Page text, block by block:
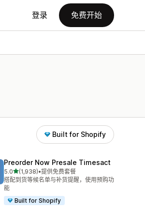
登录 免费开始
Built for Shopify
Preorder Now Presale Timesact
5.0星（满分 5 星）
(1,938)
总共 1938 条评论
•提供免费套餐
搭配到货等候名单与补货提醒，使用预购功
能
Built for Shopify